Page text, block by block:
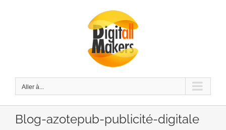
Aller à...
Blog-azotepub-publicité-digitale